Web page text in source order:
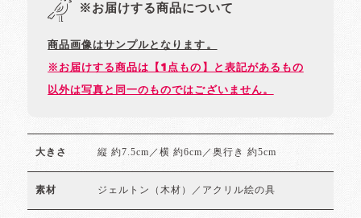
※お届けする商品について
商品画像はサンプルとなります。
※お届けする商品は【1点もの】と表記があるもの
以外は写真と同一のものではございません。
大きさ 縦 約7.5cm／横 約6cm／奥行き 約5cm
素材 ジェルトン（木材）／アクリル絵の具